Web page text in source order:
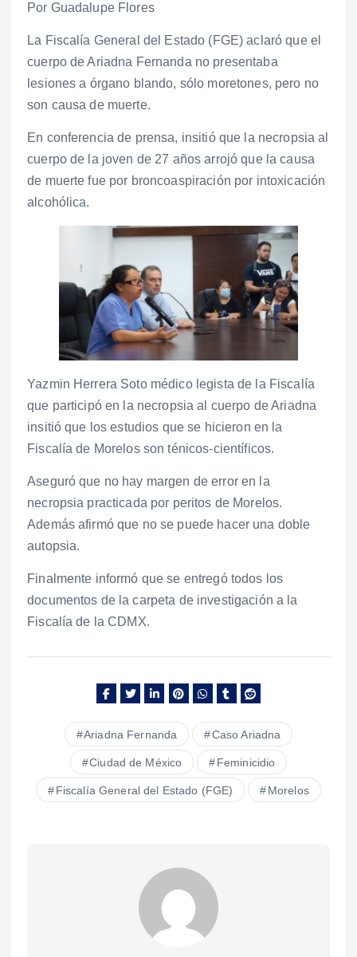
Por Guadalupe Flores
La Fiscalía General del Estado (FGE) aclaró que el
cuerpo de Ariadna Fernanda no presentaba
lesiones a órgano blando, sólo moretones, pero no
son causa de muerte.
En conferencia de prensa, insitió que la necropsia al
cuerpo de la joven de 27 años arrojó que la causa
de muerte fue por broncoaspiración por intoxicación
alcohólica.
Yazmin Herrera Soto médico legista de la Fiscalía
que participó en la necropsia al cuerpo de Ariadna
insitió que los estudios que se hicieron en la
Fiscalía de Morelos son ténicos-científicos.
Aseguró que no hay margen de error en la
necropsia practicada por peritos de Morelos.
Además afirmó que no se puede hacer una doble
autopsia.
Finalmente informó que se entregó todos los
documentos de la carpeta de investigación a la
Fiscalía de la CDMX.
Ariadna Fernanda Caso Ariadna
Ciudad de México Feminicidio
Fiscalía General del Estado (FGE) Morelos